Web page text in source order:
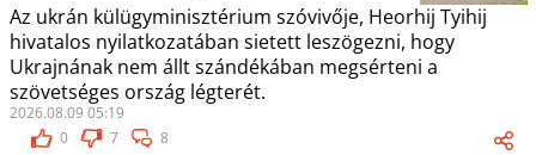
Az ukrán külügyminisztérium szóvivője, Heorhij Tyihij
hivatalos nyilatkozatában sietett leszögezni, hogy
Ukrajnának nem állt szándékában megsérteni a
szövetséges ország légterét.
2026.08.09 05:19
0
7 8